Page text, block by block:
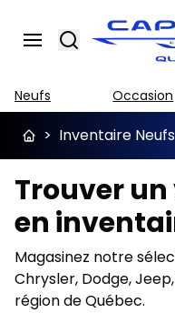
Search
Neufs Occasion
> Inventaire Neufs
Trouver
en
Magasinez notre
Chrysler, Dodge,
région de Québec.